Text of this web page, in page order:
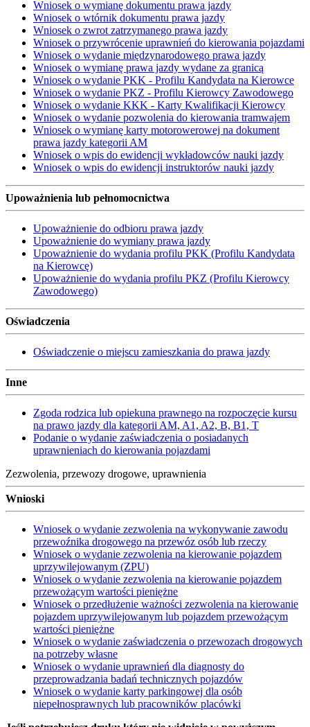
Wniosek o wymianę dokumentu prawa jazdy
Wniosek o wtórnik dokumentu prawa jazdy
Wniosek o zwrot zatrzymanego prawa jazdy
Wniosek o przywrócenie uprawnień do kierowania pojazdami
Wniosek o wydanie międzynarodowego prawa jazdy
Wniosek o wymianę prawa jazdy wydane za granicą
Wniosek o wydanie PKK - Profilu Kandydata na Kierowce
Wniosek o wydanie PKZ - Profilu Kierowcy Zawodowego
Wniosek o wydanie KKK - Karty Kwalifikacji Kierowcy
Wniosek o wydanie pozwolenia do kierowania tramwajem
Wniosek o wymianę karty motorowerowej na dokument
prawa jazdy kategorii AM
Wniosek o wpis do ewidencji wykładowców nauki jazdy
Wniosek o wpis do ewidencji instruktorów nauki jazdy
Upoważnienia lub pełnomocnictwa
Upoważnienie do odbioru prawa jazdy
Upoważnienie do wymiany prawa jazdy
Upoważnienie do wydania profilu PKK (Profilu Kandydata
na Kierowcę)
Upoważnienie do wydania profilu PKZ (Profilu Kierowcy
Zawodowego)
Oświadczenia
Oświadczenie o miejscu zamieszkania do prawa jazdy
Inne
Zgoda rodzica lub opiekuna prawnego na rozpoczęcie kursu
na prawo jazdy dla kategorii AM, A1, A2, B, B1, T
Podanie o wydanie zaświadczenia o posiadanych
uprawnieniach do kierowania pojazdami
Zezwolenia, przewozy drogowe, uprawnienia
Wnioski
Wniosek o wydanie zezwolenia na wykonywanie zawodu
przewoźnika drogowego na przewóz osób lub rzeczy
Wniosek o wydanie zezwolenia na kierowanie pojazdem
uprzywilejowanym (ZPU)
Wniosek o wydanie zezwolenia na kierowanie pojazdem
przewożącym wartości pieniężne
Wniosek o przedłużenie ważności zezwolenia na kierowanie
pojazdem uprzywilejowanym lub pojazdem przewożącym
wartości pieniężne
Wniosek o wydanie zaświadczenia o przewozach drogowych
na potrzeby własne
Wniosek o wydanie uprawnień dla diagnosty do
przeprowadzania badań technicznych pojazdów
Wniosek o wydanie karty parkingowej dla osób
niepełnosprawnych lub pracowników placówki